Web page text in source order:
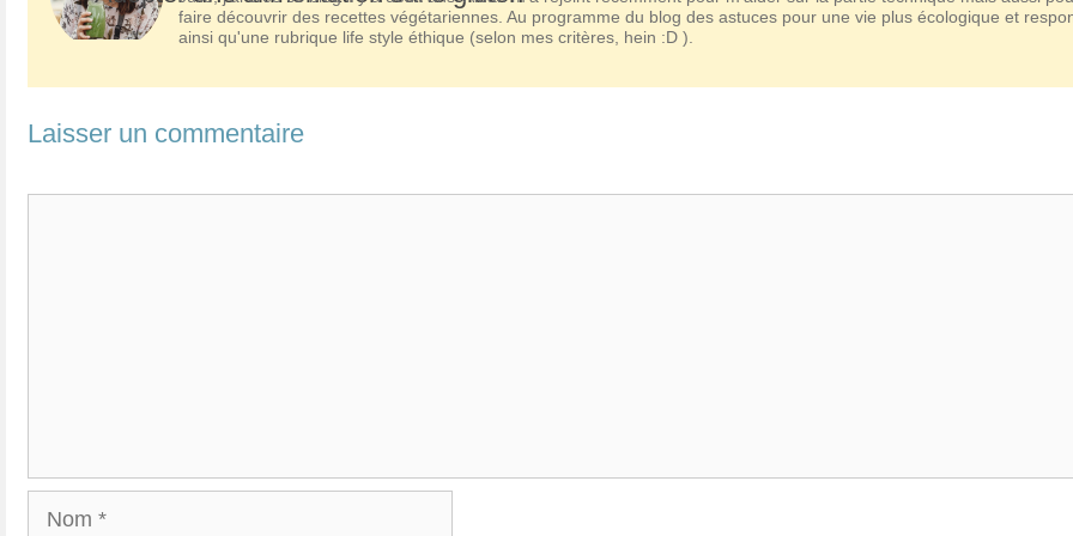
faire découvrir des recettes végétariennes. Au programme du blog des astuces pour une vie plus écologique et
ainsi qu'une rubrique life style éthique (selon mes critères, hein :D ).
Laisser un commentaire
Nom